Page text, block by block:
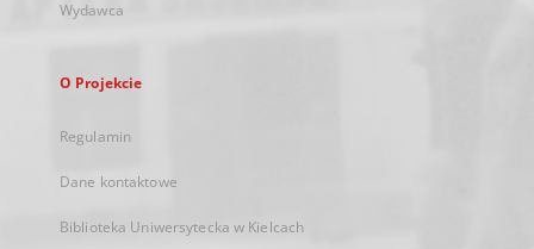
Wydawca
O Projekcie
Regulamin
Dane kontaktowe
Biblioteka Uniwersytecka w Kielcach